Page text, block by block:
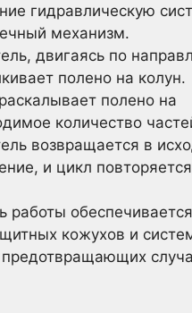
гидравлическую
механизм.
двигаясь по
полено на колун.
полено на
количество
возвращается в
и цикл
работы обеспечивается
кожухов и
предотвращающих